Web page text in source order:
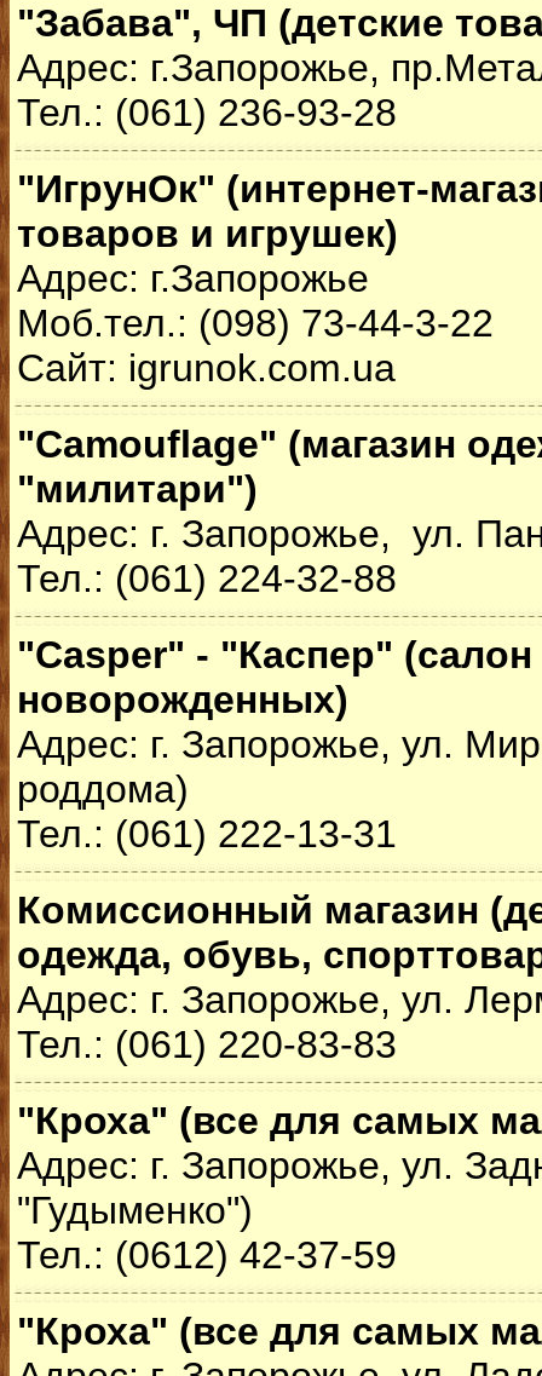
"Забава", ЧП (детские
Адрес: г.Запорожье,
Тел.: (061) 236-93-28
"ИгрунОк" (интернет-
товаров и игрушек)
Адрес: г.Запорожье
Моб.тел.: (098) 73-44-3-22
Сайт: igrunok.com.ua
"Camouflage" (магазин
"милитари")
Адрес: г. Запорожье, ул.
Тел.: (061) 224-32-88
"Casper" - "Каспер"
новорожденных)
Адрес: г. Запорожье, ул.
роддома)
Тел.: (061) 222-13-31
Комиссионный магазин
одежда, обувь,
Адрес: г. Запорожье, ул.
Тел.: (061) 220-83-83
"Кроха" (все для самых
Адрес: г. Запорожье, ул.
"Гудыменко")
Тел.: (0612) 42-37-59
"Кроха" (все для самых